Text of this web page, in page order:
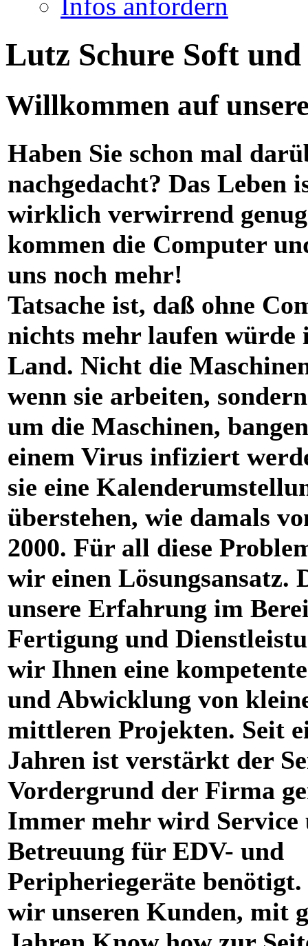
Lutz Schure Soft
Willkommen auf
Haben Sie schon mal
nachgedacht? Das Leben
wirklich verwirrend
kommen die Computer
uns noch mehr!
Tatsache ist, daß ohne
nichts mehr laufen würde
Land. Nicht die
wenn sie arbeiten,
um die Maschinen,
einem Virus infiziert
sie eine
überstehen, wie damals
2000. Für all diese
wir einen Lösungsansatz.
unsere Erfahrung im
Fertigung und
wir Ihnen eine
und Abwicklung von
mittleren Projekten. Seit
Jahren ist verstärkt der
Vordergrund der Firma
Immer mehr wird Service
Betreuung für EDV- und
Peripheriegeräte
wir unseren Kunden, mit